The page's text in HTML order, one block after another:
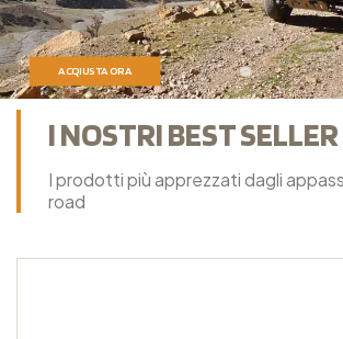
ACQIUSTA ORA
I NOSTRI BEST SELLER
I prodotti più apprezzati dagli
road